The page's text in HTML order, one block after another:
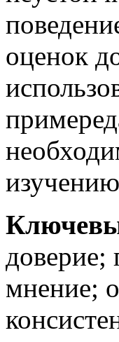
оценок
доверие;
мнение;